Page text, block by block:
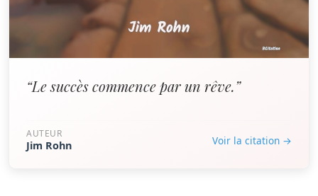
“Le succès commence par un rêve.”
AUTEUR
Jim Rohn Voir la citation →